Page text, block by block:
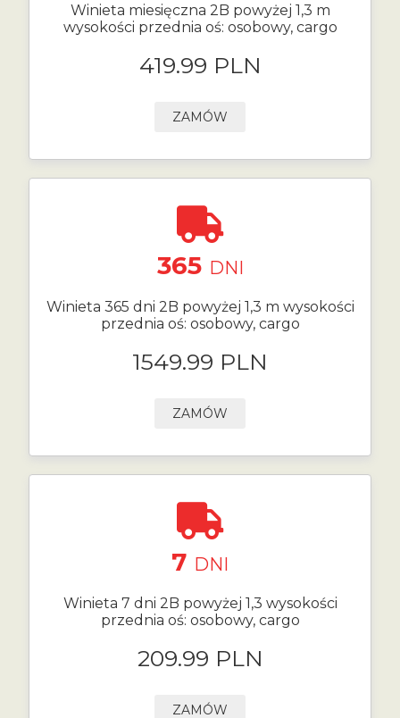
Winieta miesięczna 2B powyżej 1,3 m
wysokości przednia oś: osobowy, cargo
419.99 PLN
ZAMÓW
365 DNI
Winieta 365 dni 2B powyżej 1,3 m wysokości
przednia oś: osobowy, cargo
1549.99 PLN
ZAMÓW
7 DNI
Winieta 7 dni 2B powyżej 1,3 wysokości
przednia oś: osobowy, cargo
209.99 PLN
ZAMÓW